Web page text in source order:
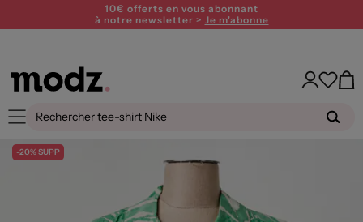
10€ offerts en vous abonnant
à notre newsletter > Je m'abonne
-20% SUPP